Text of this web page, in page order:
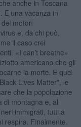
anche in Toscana
E una vacanza in
motori
e, da chi può,
il caso crei
«I can’t breathe»
americano che gli
la morte. E quel
Lives Matter”, le
che la popolazione
di montagna e, al
immigrati, tutti a
respira. Finalmente.